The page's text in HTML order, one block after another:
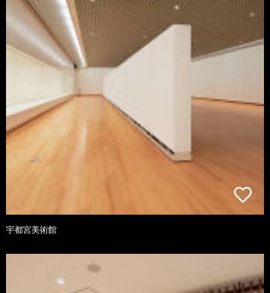
宇都宮美術館